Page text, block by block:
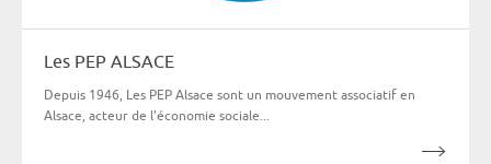
Les PEP ALSACE
Depuis 1946, Les PEP Alsace sont un mouvement associatif en
Alsace, acteur de l'économie sociale...